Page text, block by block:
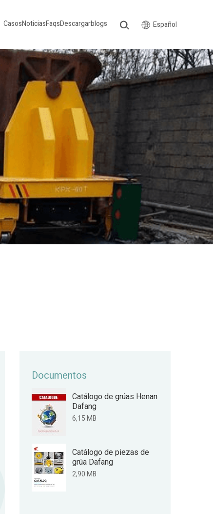
CasosNoticiasFaqsDescargarblogs Español
Documentos
Catálogo de grúas Henan
Dafang
6,15 MB
Catálogo de piezas de
grúa Dafang
2,90 MB